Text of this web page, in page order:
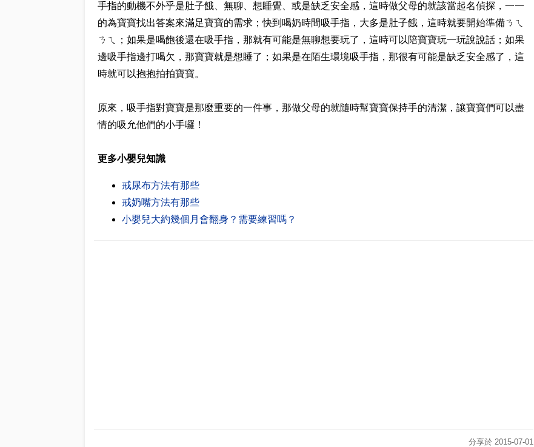
手指的動機不外乎是肚子餓、無聊、想睡覺、或是缺乏安全感，這時做父母的就該當起名偵探，一一
的為寶寶找出答案來滿足寶寶的需求；快到喝奶時間吸手指，大多是肚子餓，這時就要開始準備ㄋㄟ
ㄋㄟ；如果是喝飽後還在吸手指，那就有可能是無聊想要玩了，這時可以陪寶寶玩一玩說說話；如果
邊吸手指邊打喝欠，那寶寶就是想睡了；如果是在陌生環境吸手指，那很有可能是缺乏安全感了，這
時就可以抱抱拍拍寶寶。
原來，吸手指對寶寶是那麼重要的一件事，那做父母的就隨時幫寶寶保持手的清潔，讓寶寶們可以盡
情的吸允他們的小手囉！
更多小嬰兒知識
戒尿布方法有那些
戒奶嘴方法有那些
小嬰兒大約幾個月會翻身？需要練習嗎？
分享於 2015-07-01